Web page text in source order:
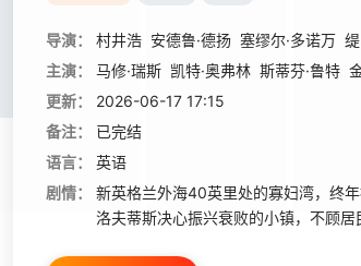
导演： 村井浩 安德鲁·德扬 塞缪尔·多诺万
主演：
马修·瑞斯 凯特·奥弗林 斯蒂芬·鲁特
更新：
2026-06-17 17:15
备注：
已完结
语言：
英语
剧情：
新英格兰外海40英里处的寡妇湾，终
洛夫蒂斯决心振兴衰败的小镇，不顾